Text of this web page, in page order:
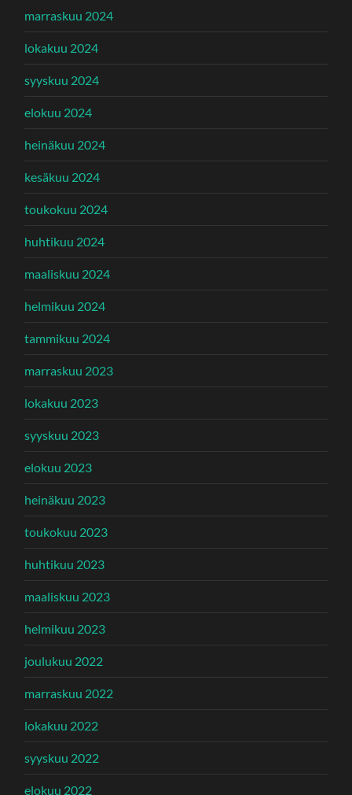
marraskuu 2024
lokakuu 2024
syyskuu 2024
elokuu 2024
heinäkuu 2024
kesäkuu 2024
toukokuu 2024
huhtikuu 2024
maaliskuu 2024
helmikuu 2024
tammikuu 2024
marraskuu 2023
lokakuu 2023
syyskuu 2023
elokuu 2023
heinäkuu 2023
toukokuu 2023
huhtikuu 2023
maaliskuu 2023
helmikuu 2023
joulukuu 2022
marraskuu 2022
lokakuu 2022
syyskuu 2022
elokuu 2022